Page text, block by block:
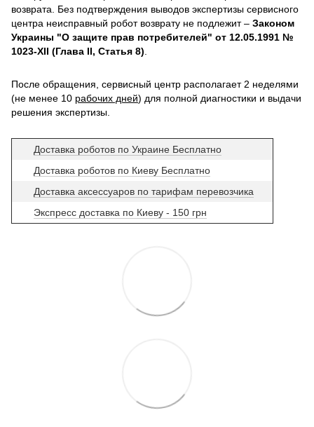
возврата. Без подтверждения выводов экспертизы сервисного
центра неисправный робот возврату не подлежит – Законом
Украины "О защите прав потребителей" от 12.05.1991 №
1023-XII (Глава II, Статья 8)
После обращения, сервисный центр располагает 2 неделями
(не менее 10 рабочих дней) для полной диагностики и выдачи
решения экспертизы.
Доставка роботов по Украине Бесплатно
Доставка роботов по Киеву Бесплатно
Доставка аксессуаров по тарифам перевозчика
Экспресс доставка по Киеву - 150 грн